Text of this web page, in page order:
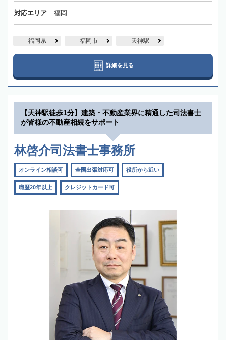
対応エリア 福岡
福岡県 福岡市 天神駅
詳細を見る
【天神駅徒歩1分】建築・不動産業界に精通した司法書士
が皆様の不動産相続をサポート
林啓介司法書士事務所
オンライン相談可 全国出張対応可 役所から近い
職歴20年以上 クレジットカード可